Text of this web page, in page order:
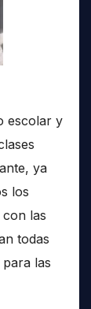
escolar y
ya
los
las
todas
las